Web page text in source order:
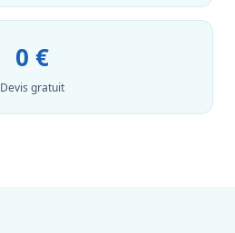
0 €
Devis gratuit